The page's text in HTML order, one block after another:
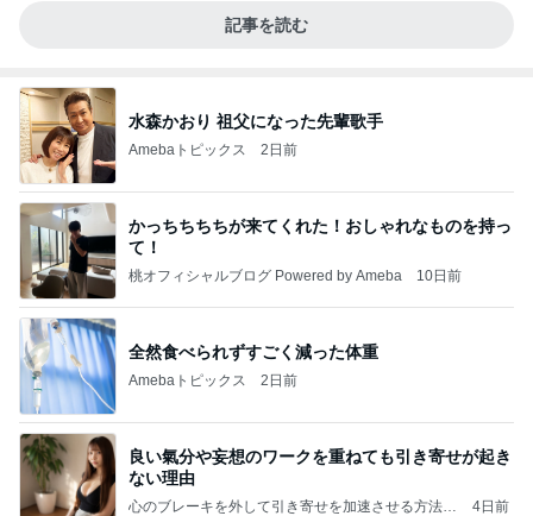
記事を読む
水森かおり 祖父になった先輩歌手
Amebaトピックス 2日前
かっちちちちが来てくれた！おしゃれなものを持っ
て！
桃オフィシャルブログ Powered by Ameba 10日前
全然食べられずすごく減った体重
Amebaトピックス 2日前
良い氣分や妄想のワークを重ねても引き寄せが起き
ない理由
心のブレーキを外して引き寄せを加速させる方法：
4日前